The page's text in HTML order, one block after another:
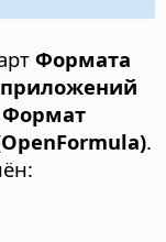
Формата
Формат
.